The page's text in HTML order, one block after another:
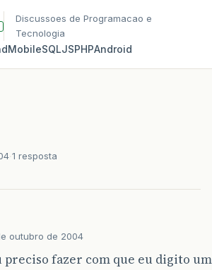
Discussoes de Programacao e
Tecnologia
MobileSQLJSPHPAndroid
1 resposta
outubro de 2004
preciso fazer com que eu digito